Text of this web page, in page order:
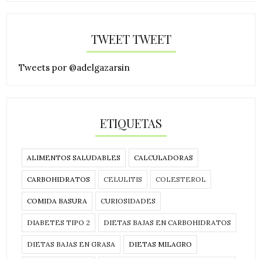
TWEET TWEET
Tweets por @adelgazarsin
ETIQUETAS
ALIMENTOS SALUDABLES CALCULADORAS
CARBOHIDRATOS CELULITIS COLESTEROL
COMIDA BASURA CURIOSIDADES
DIABETES TIPO 2 DIETAS BAJAS EN CARBOHIDRATOS
DIETAS BAJAS EN GRASA DIETAS MILAGRO